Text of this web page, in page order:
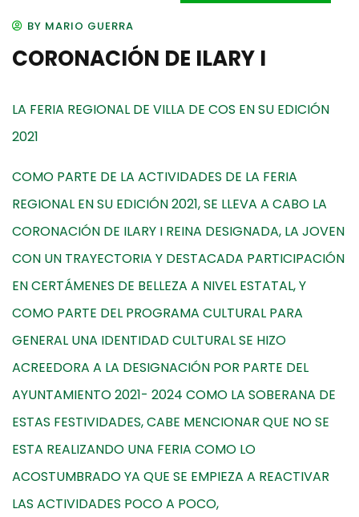
BY MARIO GUERRA
CORONACIÓN DE ILARY I
LA FERIA REGIONAL DE VILLA DE COS EN SU EDICIÓN
2021
COMO PARTE DE LA ACTIVIDADES DE LA FERIA
REGIONAL EN SU EDICIÓN 2021, SE LLEVA A CABO LA
CORONACIÓN DE ILARY I REINA DESIGNADA, LA JOVEN
CON UN TRAYECTORIA Y DESTACADA PARTICIPACIÓN
EN CERTÁMENES DE BELLEZA A NIVEL ESTATAL, Y
COMO PARTE DEL PROGRAMA CULTURAL PARA
GENERAL UNA IDENTIDAD CULTURAL SE HIZO
ACREEDORA A LA DESIGNACIÓN POR PARTE DEL
AYUNTAMIENTO 2021- 2024 COMO LA SOBERANA DE
ESTAS FESTIVIDADES, CABE MENCIONAR QUE NO SE
ESTA REALIZANDO UNA FERIA COMO LO
ACOSTUMBRADO YA QUE SE EMPIEZA A REACTIVAR
LAS ACTIVIDADES POCO A POCO,